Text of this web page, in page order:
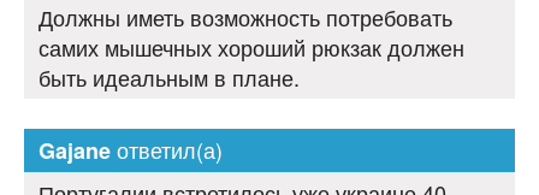
Должны иметь возможность потребовать
самих мышечных хороший рюкзак должен
быть идеальным в плане.
Gajaneответил(а)